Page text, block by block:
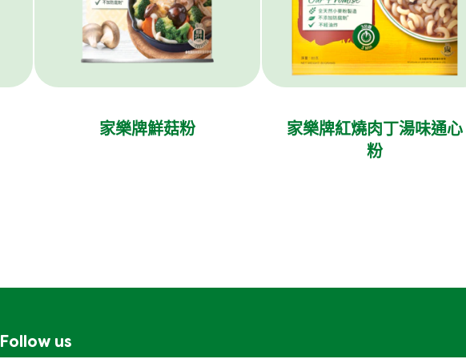
家樂牌鮮菇粉
家樂牌紅燒肉丁湯味通心
粉
Follow us